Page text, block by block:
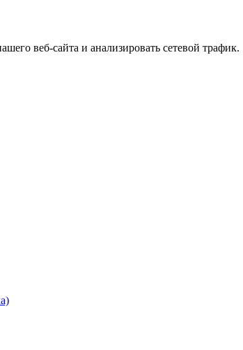
веб-сайта и анализировать сетевой трафик.